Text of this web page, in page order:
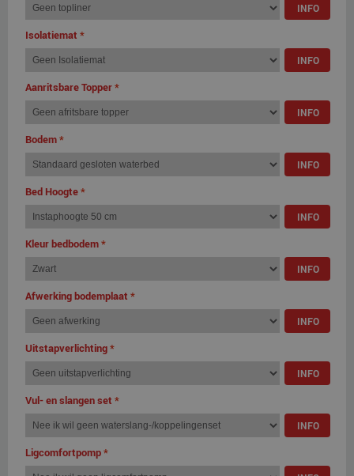
INFO
Isolatiemat *
INFO
Aanritsbare Topper*
INFO
Bodem*
INFO
Bed Hoogte*
INFO
Kleur bedbodem*
INFO
Afwerking bodemplaat *
INFO
Uitstapverlichting*
INFO
Vul- en slangen set *
INFO
Ligcomfortpomp*